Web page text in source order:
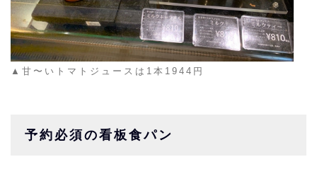
▲甘〜いトマトジュースは1本1944円
予約必須の看板食パン